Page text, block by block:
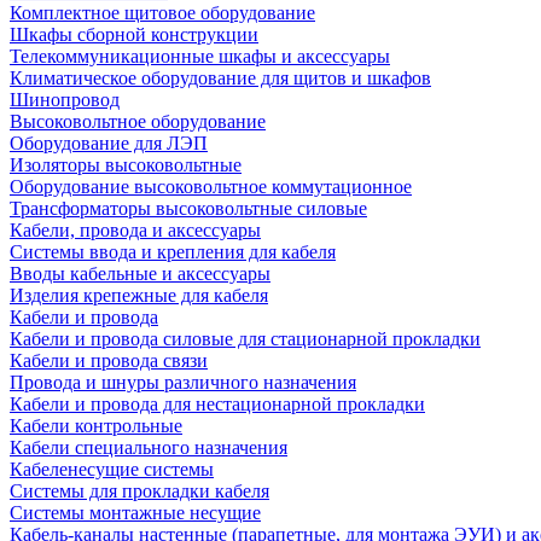
Комплектное щитовое оборудование
Шкафы сборной конструкции
Телекоммуникационные шкафы и аксессуары
Климатическое оборудование для щитов и шкафов
Шинопровод
Высоковольтное оборудование
Оборудование для ЛЭП
Изоляторы высоковольтные
Оборудование высоковольтное коммутационное
Трансформаторы высоковольтные силовые
Кабели, провода и аксессуары
Системы ввода и крепления для кабеля
Вводы кабельные и аксессуары
Изделия крепежные для кабеля
Кабели и провода
Кабели и провода силовые для стационарной прокладки
Кабели и провода связи
Провода и шнуры различного назначения
Кабели и провода для нестационарной прокладки
Кабели контрольные
Кабели специального назначения
Кабеленесущие системы
Системы для прокладки кабеля
Системы монтажные несущие
Кабель-каналы настенные (парапетные, для монтажа ЭУИ) и